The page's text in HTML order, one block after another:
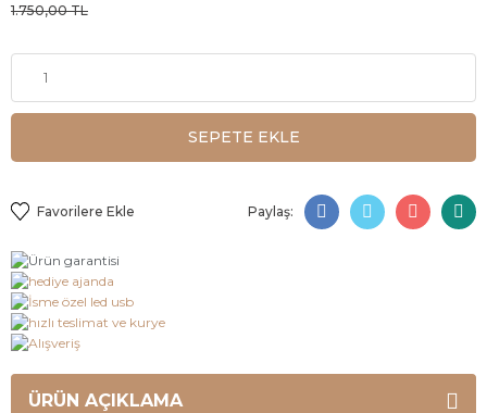
1.750,00 TL
SEPETE EKLE
Paylaş:
ÜRÜN AÇIKLAMA